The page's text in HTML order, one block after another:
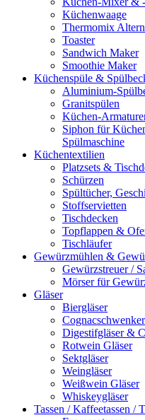
Küchenwaage
Thermomix
Toaster
Sandwich Maker
Smoothie Maker
Küchenspüle &
Aluminium-
Granitspülen
Küchen-
Siphon für
Spülmaschine
Küchentextilien
Platzsets &
Schürzen
Spültücher,
Stoffservietten
Tischdecken
Topflappen &
Tischläufer
Gewürzmühlen &
Gewürzstreuer /
Mörser für
Gläser
Biergläser
Cognacschwenker
Digestifgläser &
Rotwein Gläser
Sektgläser
Weingläser
Weißwein Gläser
Whiskeygläser
Tassen / Kaffeetassen /